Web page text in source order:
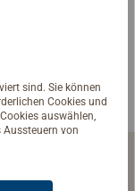
sind. Sie können
Cookies und
auswählen,
von